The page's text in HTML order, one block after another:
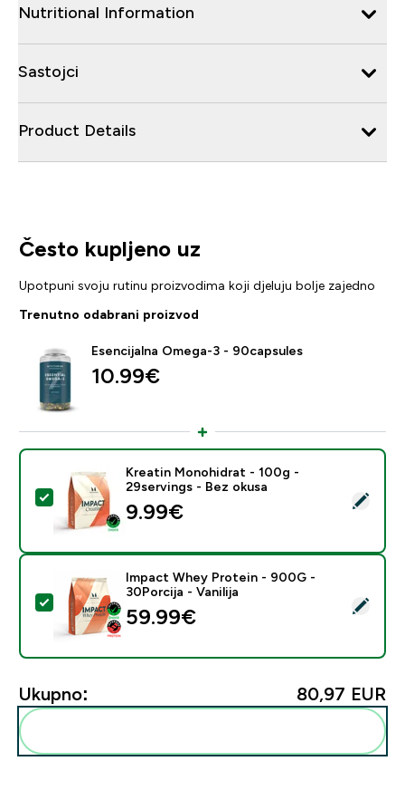
Nutritional Information
Sastojci
Product Details
Često kupljeno uz
Upotpuni svoju rutinu proizvodima koji djeluju bolje zajedno
Trenutno odabrani proizvod
Esencijalna Omega-3 - 90capsules
10.99€‎
Odaberi ovaj proizvod - Kreatin Monohidrat - 100g -
Kreatin Monohidrat - 100g -
29servings - Bez okusa
9.99€‎
Odaberi ovaj proizvod - Impact Whey Protein - 900G
Impact Whey Protein - 900G -
30Porcija - Vanilija
59.99€‎
Ukupno: 80,97 EUR‎